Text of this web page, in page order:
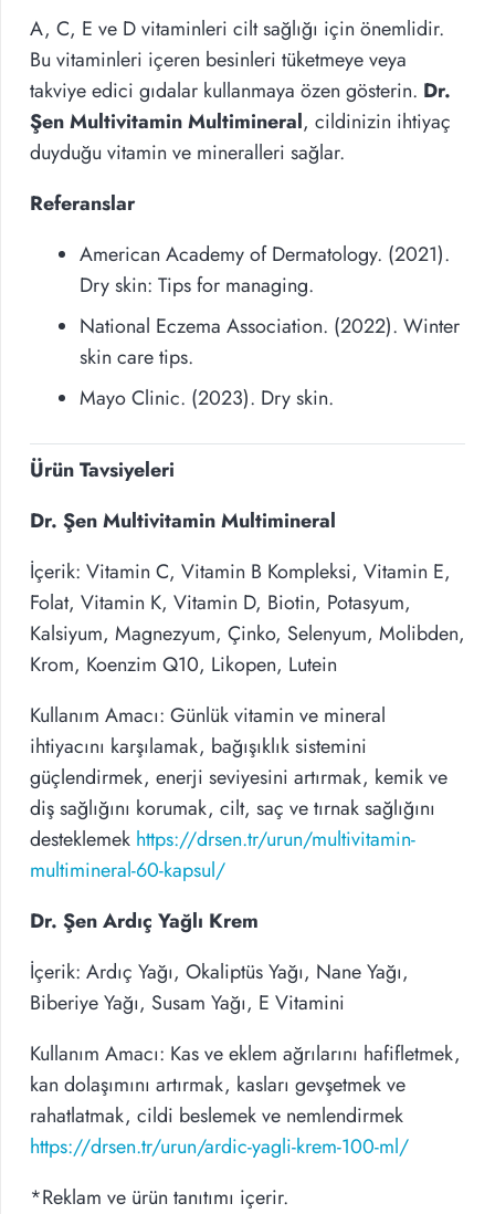
A, C, E ve D vitaminleri cilt sağlığı için önemlidir.
Bu vitaminleri içeren besinleri tüketmeye veya
takviye edici gıdalar kullanmaya özen gösterin. Dr.
Şen Multivitamin Multimineral, cildinizin ihtiyaç
duyduğu vitamin ve mineralleri sağlar.
Referanslar
American Academy of Dermatology. (2021).
Dry skin: Tips for managing.
National Eczema Association. (2022). Winter
skin care tips.
Mayo Clinic. (2023). Dry skin.
Ürün Tavsiyeleri
Dr. Şen Multivitamin Multimineral
İçerik: Vitamin C, Vitamin B Kompleksi, Vitamin E,
Folat, Vitamin K, Vitamin D, Biotin, Potasyum,
Kalsiyum, Magnezyum, Çinko, Selenyum, Molibden,
Krom, Koenzim Q10, Likopen, Lutein
Kullanım Amacı: Günlük vitamin ve mineral
ihtiyacını karşılamak, bağışıklık sistemini
güçlendirmek, enerji seviyesini artırmak, kemik ve
diş sağlığını korumak, cilt, saç ve tırnak sağlığını
desteklemek https://drsen.tr/urun/multivitamin-
multimineral-60-kapsul/
Dr. Şen Ardıç Yağlı Krem
İçerik: Ardıç Yağı, Okaliptüs Yağı, Nane Yağı,
Biberiye Yağı, Susam Yağı, E Vitamini
Kullanım Amacı: Kas ve eklem ağrılarını hafifletmek,
kan dolaşımını artırmak, kasları gevşetmek ve
rahatlatmak, cildi beslemek ve nemlendirmek
https://drsen.tr/urun/ardic-yagli-krem-100-ml/
*Reklam ve ürün tanıtımı içerir.